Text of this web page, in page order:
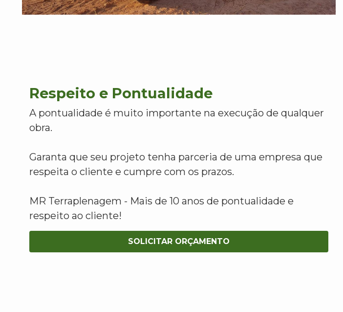
Respeito e Pontualidade
A pontualidade é muito importante na execução de qualquer
obra.
Garanta que seu projeto tenha parceria de uma empresa que
respeita o cliente e cumpre com os prazos.
MR Terraplenagem - Mais de 10 anos de pontualidade e
respeito ao cliente!
SOLICITAR ORÇAMENTO